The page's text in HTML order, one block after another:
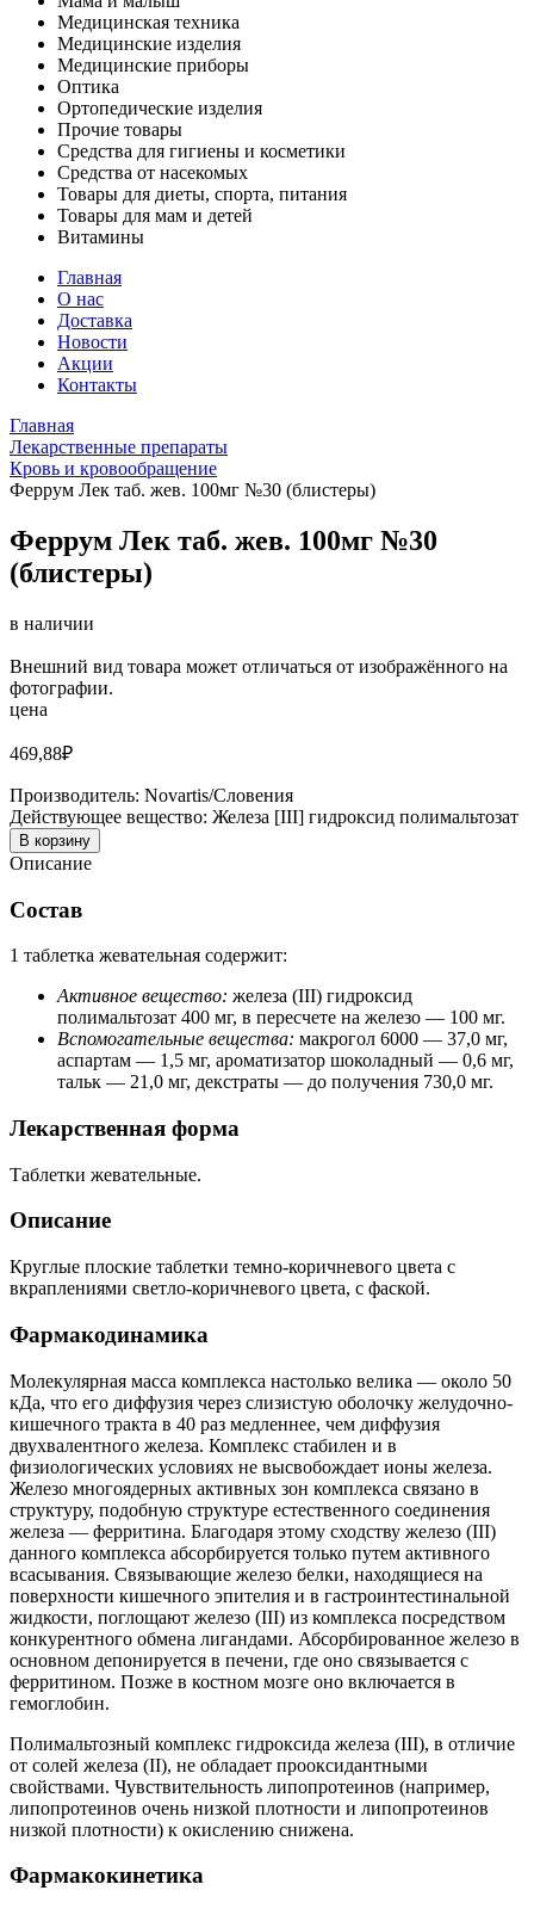
Медицинская техника
Медицинские изделия
Медицинские приборы
Оптика
Ортопедические изделия
Прочие товары
Средства для гигиены и косметики
Средства от насекомых
Товары для диеты, спорта, питания
Товары для мам и детей
Витамины
Главная
О нас
Доставка
Новости
Акции
Контакты
Главная
Лекарственные препараты
Кровь и кровообращение
Феррум Лек таб. жев. 100мг №30 (блистеры)
Феррум Лек таб. жев. 100мг №30
(блистеры)
в наличии
Внешний вид товара может отличаться от изображённого на
фотографии.
цена
469,88₽
Производитель: Novartis/Словения
Действующее вещество: Железа [III] гидроксид полимальтозат
В корзину
Описание
Состав
1 таблетка жевательная содержит:
Активное вещество: железа (III) гидроксид
полимальтозат 400 мг, в пересчете на железо — 100 мг.
Вспомогательные вещества: макрогол 6000 — 37,0 мг,
аспартам — 1,5 мг, ароматизатор шоколадный — 0,6 мг,
тальк — 21,0 мг, декстраты — до получения 730,0 мг.
Лекарственная форма
Таблетки жевательные.
Описание
Круглые плоские таблетки темно-коричневого цвета с
вкраплениями светло-коричневого цвета, с фаской.
Фармакодинамика
Молекулярная масса комплекса настолько велика — около 50
кДа, что его диффузия через слизистую оболочку желудочно-
кишечного тракта в 40 раз медленнее, чем диффузия
двухвалентного железа. Комплекс стабилен и в
физиологических условиях не высвобождает ионы железа.
Железо многоядерных активных зон комплекса связано в
структуру, подобную структуре естественного соединения
железа — ферритина. Благодаря этому сходству железо (III)
данного комплекса абсорбируется только путем активного
всасывания. Связывающие железо белки, находящиеся на
поверхности кишечного эпителия и в гастроинтестинальной
жидкости, поглощают железо (III) из комплекса посредством
конкурентного обмена лигандами. Абсорбированное железо в
основном депонируется в печени, где оно связывается с
ферритином. Позже в костном мозге оно включается в
гемоглобин.
Полимальтозный комплекс гидроксида железа (III), в отличие
от солей железа (II), не обладает прооксидантными
свойствами. Чувствительность липопротеинов (например,
липопротеинов очень низкой плотности и липопротеинов
низкой плотности) к окислению снижена.
Фармакокинетика